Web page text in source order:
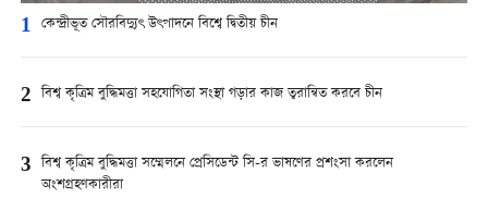
1 কেন্দ্রীভূত সৌরবিদ্যুৎ উৎপাদনে বিশ্বে দ্বিতীয় চীন
2 বিশ্ব কৃত্রিম বুদ্ধিমত্তা সহযোগিতা সংস্থা গড়ার কাজ ত্বরান্বিত করবে চীন
3 বিশ্ব কৃত্রিম বুদ্ধিমত্তা সম্মেলনে প্রেসিডেন্ট সি-র ভাষণের প্রশংসা করলেন
অংশগ্রহণকারীরা